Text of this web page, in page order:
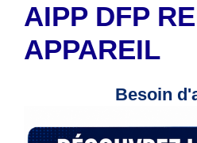
AIPP DFP
APPAREIL
Besoin